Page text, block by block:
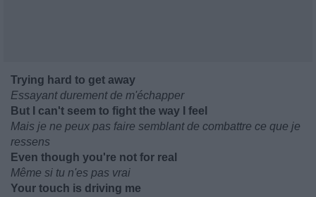
Trying hard to get away
Essayant durement de m'échapper
But I can't seem to fight the way I feel
Mais je ne peux pas faire semblant de combattre ce que je
ressens
Even though you're not for real
Même si tu n'es pas vrai
Your touch is driving me